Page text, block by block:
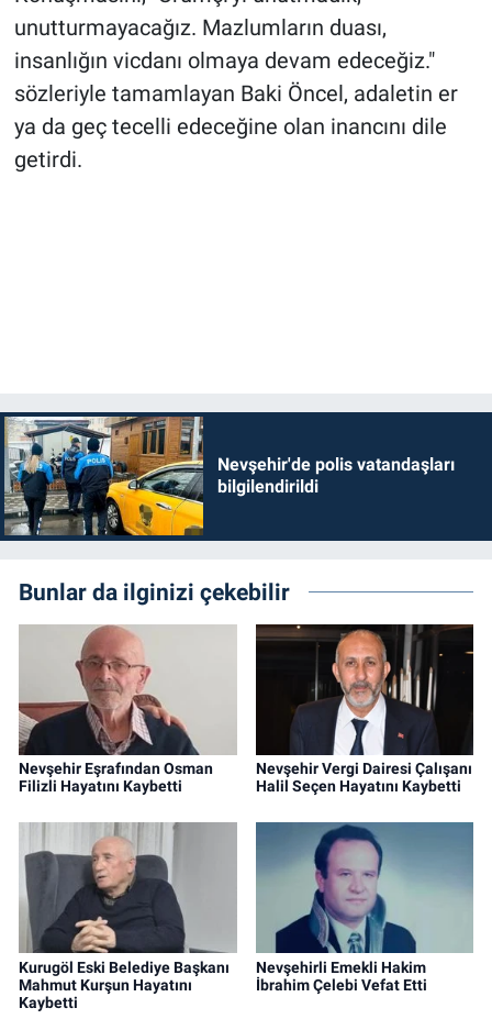
unutturmayacağız. Mazlumların duası,
insanlığın vicdanı olmaya devam edeceğiz."
sözleriyle tamamlayan Baki Öncel, adaletin er
ya da geç tecelli edeceğine olan inancını dile
getirdi.
Nevşehir'de polis vatandaşları
bilgilendirildi
Bunlar da ilginizi çekebilir
Nevşehir Eşrafından Osman
Filizli Hayatını Kaybetti
Nevşehir Vergi Dairesi Çalışanı
Halil Seçen Hayatını Kaybetti
Kurugöl Eski Belediye Başkanı
Mahmut Kurşun Hayatını
Kaybetti
Nevşehirli Emekli Hakim
İbrahim Çelebi Vefat Etti